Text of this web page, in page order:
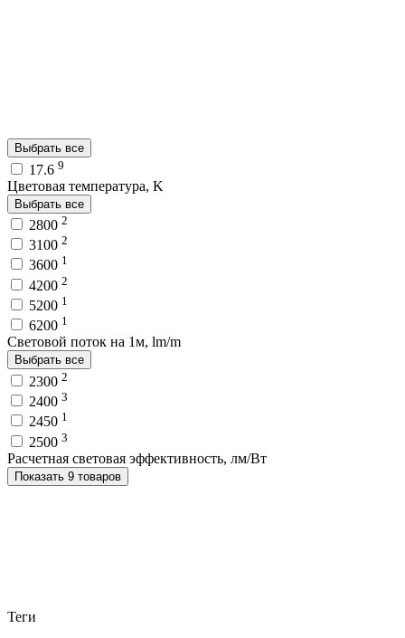
Выбрать все
17.6 9
Цветовая температура, K
Выбрать все
2800 2
3100 2
3600 1
4200 2
5200 1
6200 1
Световой поток на 1м, lm/m
Выбрать все
2300 2
2400 3
2450 1
2500 3
Расчетная световая эффективность, лм/Вт
Показать 9 товаров
Теги